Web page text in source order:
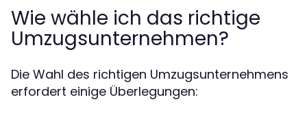
Wie wähle ich das richtige
Umzugsunternehmen?
Die Wahl des richtigen Umzugsunternehmens
erfordert einige Überlegungen: